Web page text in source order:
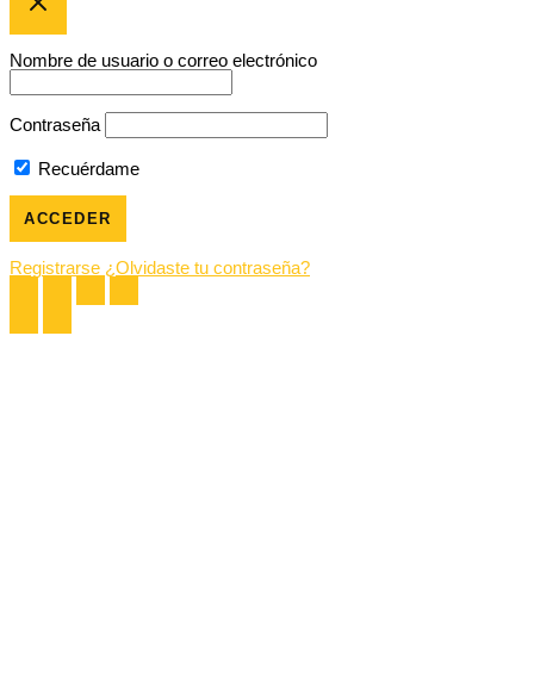
Nombre de usuario o correo electrónico
Contraseña
Recuérdame
Registrarse ¿Olvidaste tu contraseña?